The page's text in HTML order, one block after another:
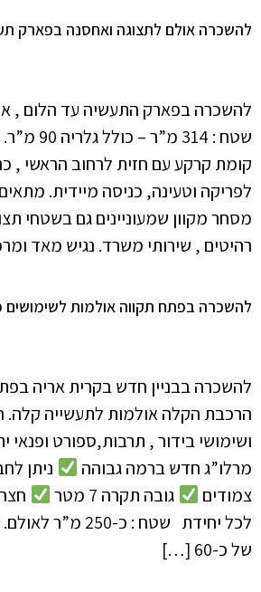
להשכרה אולם לתצוגה ואחסנה בפארק
להשכרה בפארק התעשיה עד הלום ,
קומת קרקע עם חזית לרחוב הראשי ,
לפריקה וטעינה, כניסה מיידית.
מסחר מקוון שמעוניינים גם בשטחי
רהיטים , שירותי משרד. נגיש מאד
להשכרה בפתח תקווה אולמות לשימושים
להשכרה בבניין חדש בקרית אריה
הרכבת הקלה אולמות לתעשייה קלה.
ושימושי בידור , תרבות,ספורט ופנאי
מרלו”ג חדש ברמה גבוהה
ניתן
צמודים
גובה תקרה 7 מטר
לכל יחידת שטח : כ-
של כ-60 […]